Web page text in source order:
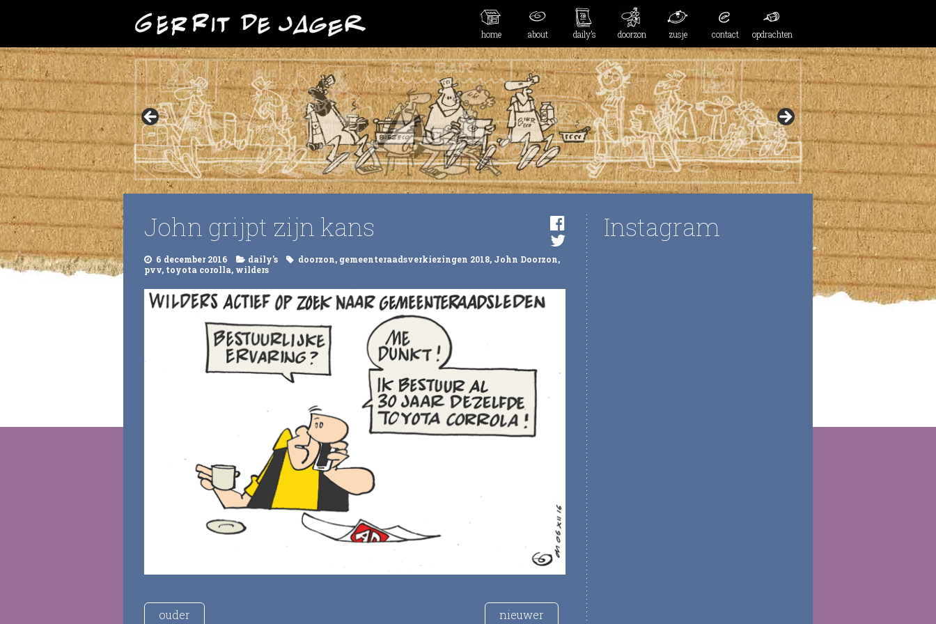
home about daily’s doorzon zusje contact opdrachten
John grijpt zijn kans
6 december 2016 daily's doorzon, gemeenteraadsverkiezingen 2018, John Doorzon,
pvv, toyota corolla, wilders
ouder nieuwer
Instagram